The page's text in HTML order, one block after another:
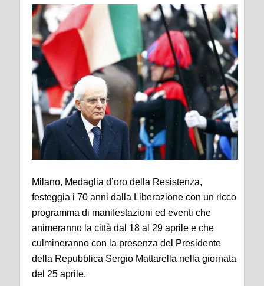
Milano, Medaglia d’oro della Resistenza,
festeggia i 70 anni dalla Liberazione con un ricco
programma di manifestazioni ed eventi che
animeranno la città dal 18 al 29 aprile e che
culmineranno con la presenza del Presidente
della Repubblica Sergio Mattarella nella giornata
del 25 aprile.